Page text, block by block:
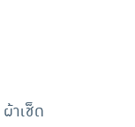
าเช็ด